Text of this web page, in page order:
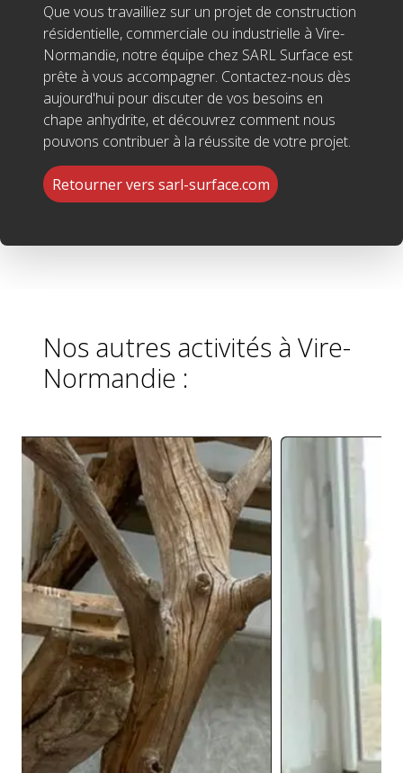
Que vous travailliez sur un projet de construction
résidentielle, commerciale ou industrielle à Vire-
Normandie, notre équipe chez SARL Surface est
prête à vous accompagner. Contactez-nous dès
aujourd'hui pour discuter de vos besoins en
chape anhydrite, et découvrez comment nous
pouvons contribuer à la réussite de votre projet.
Retourner vers sarl-surface.com
Nos autres activités à Vire-
Normandie :